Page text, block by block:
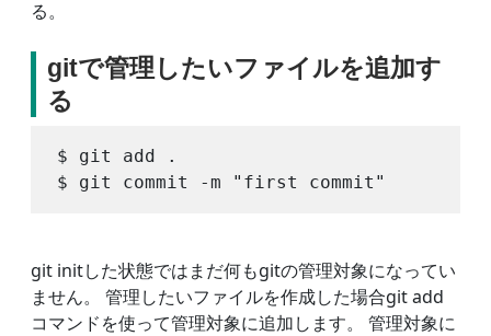
る。
gitで管理したいファイルを追加す
る
$ git add .
git initした状態ではまだ何もgitの管理対象になってい
ません。 管理したいファイルを作成した場合git add
コマンドを使って管理対象に追加します。 管理対象に